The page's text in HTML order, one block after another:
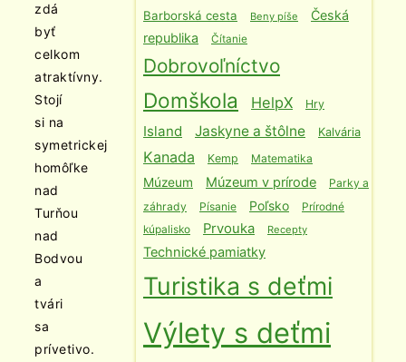
zdá
byť
celkom
atraktívny.
Stojí
si na
symetrickej
homôľke
nad
Turňou
nad
Bodvou
a
tvári
sa
prívetivo.
Barborská cesta Beny píše
Česká
republika
Čítanie
Dobrovoľníctvo
Domškola HelpX Hry
Island Jaskyne a štôlne Kalvária
Kanada Kemp Matematika
Múzeum Múzeum v prírode
Parky a
záhrady
Písanie Poľsko
Prírodné
kúpalisko
Prvouka Recepty
Technické pamiatky
Turistika s deťmi
Výlety s deťmi